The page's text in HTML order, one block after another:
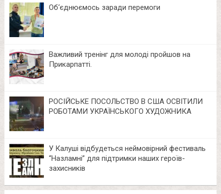
Об‘єднюємось заради перемоги
Важливий тренінг для молоді пройшов на
Прикарпатті.
РОСІЙСЬКЕ ПОСОЛЬСТВО В США ОСВІТИЛИ
РОБОТАМИ УКРАЇНСЬКОГО ХУДОЖНИКА
У Калуші відбудеться неймовірний фестиваль
“Назламні” для підтримки наших героїв-
захисників